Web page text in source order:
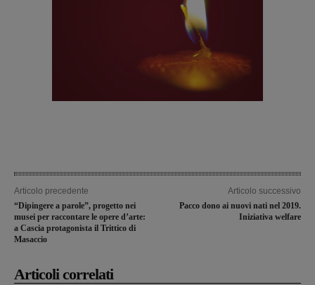
Articolo precedente
“Dipingere a parole”, progetto nei
musei per raccontare le opere d’arte:
a Cascia protagonista il Trittico di
Masaccio
Articolo successivo
Pacco dono ai nuovi nati nel 2019.
Iniziativa welfare
Articoli correlati